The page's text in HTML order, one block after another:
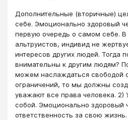
Дополнительные (вторичные)
себе. Эмоционально здоровый
первую очередь о самом себе. В
альтруистов, индивид не
интересов других людей. Тогда
внимательны к другим людям?
можем наслаждаться свободой
ограничений, то мы должны
уважают все права человека. 2)
собой. Эмоционально здоровый
ответственность за свою